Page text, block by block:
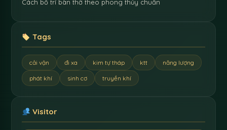
Cách bố trí bàn thờ theo phong thủy chuẩn
Tags
cải vận đi xa kim tự tháp ktt năng lượng
phát khí sinh cơ truyền khí
Visitor